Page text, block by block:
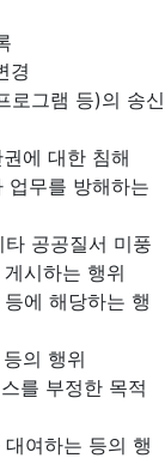
경
로그램 등)의 송신
에 대한 침해
업무를 방해하는
공공질서 미풍
시하는 행위
에 해당하는 행
의 행위
를 부정한 목적
여하는 등의 행